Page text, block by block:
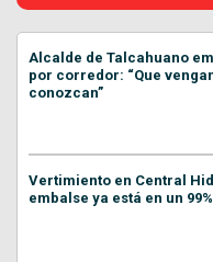
Alcalde de Talcahuano
por corredor: “Que
conozcan”
Vertimiento en Central
embalse ya está en un